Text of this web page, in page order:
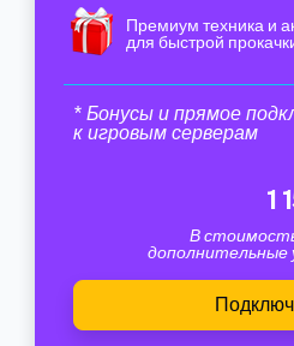
Премиум техника и
для быстрой
* Бонусы и прямое
к игровым серверам
1
В
дополнительные